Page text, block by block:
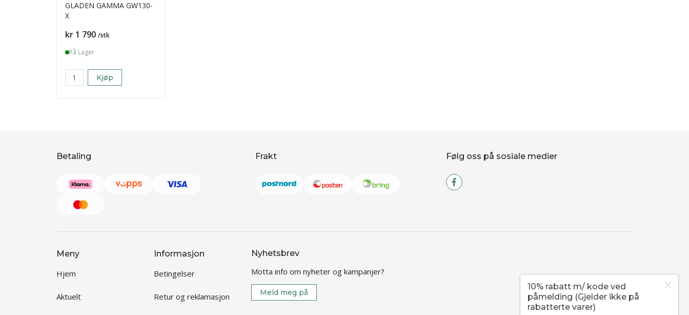
GLADEN GAMMA GW130-
X
Pris
kr 1 790 /stk
På Lager
Kjøp
Betaling Frakt Følg oss på sosiale medier
Meny
Hjem
Aktuelt
Informasjon
Betingelser
Retur og reklamasjon
Nyhetsbrev
Motta info om nyheter og kampanjer?
Meld meg på
10% rabatt m/ kode ved
påmelding (Gjelder ikke på
rabatterte varer)